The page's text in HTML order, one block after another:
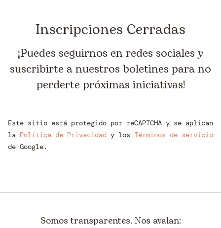
Inscripciones Cerradas
¡Puedes seguirnos en redes sociales y
suscribirte a nuestros boletines para no
perderte próximas iniciativas!
Este sitio está protegido por reCAPTCHA y se aplican
la Política de Privacidad y los Términos de servicio
de Google.
Somos transparentes. Nos avalan: